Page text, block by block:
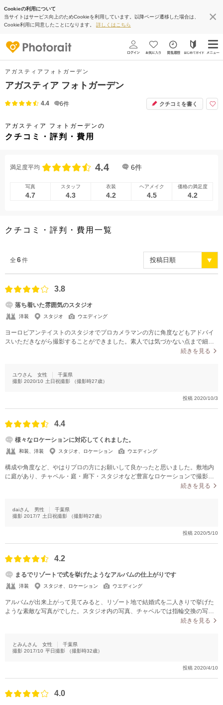
Cookieの利用について
当サイトはサービス向上のためCookieを利用しています。以降ページ遷移した場合は、
Cookie利用に同意したことになります。 詳しくはこちら
アガスティアフォトガーデン
アガスティア フォトガーデン
4.4 6件 クチコミを書く
アガスティア フォトガーデンの
クチコミ・評判・費用
満足度平均 4.4 6件
写真
4.7
スタッフ
4.3
衣装
4.2
ヘアメイク
4.5
価格の満足度
4.2
クチコミ・評判・費用一覧
全 6件
3.8
落ち着いた雰囲気のスタジオ
洋装 スタジオ ウエディング
ヨーロピアンテイストのスタジオでプロカメラマンの方に角度などもアドバイ
スいただきながら撮影することができました。素人では気づかない点まで細か
くご配慮いただき、とても満足いく仕上がりになりました。チャペルだけでな
だいた中から選ぶことができたので、とてもオリジナリティあふれる仕上がり
に満足しています。
続きを見る
ユウさん 女性
千葉県
撮影 2020/10 土日祝撮影 （撮影時27歳）
投稿 2020/10/3
4.4
様々なロケーションに対応してくれました。
和装、洋装 スタジオ、ロケーション ウエディング
構成や角度など、やはりプロの方にお願いして良かったと思いました。敷地内
に庭があり、チャペル・庭・廊下・スタジオなど豊富なロケーションで撮影で
きた点も非常に良かったと思っています。アルバムにする写真を後ほどネット
がりについては満足しています。
続きを見る
daiさん 男性
千葉県
撮影 2017/7 土日祝撮影 （撮影時27歳）
投稿 2020/5/10
4.2
まるでリゾートで式を挙げたようなアルバムの仕上がりです
洋装 スタジオ、ロケーション ウエディング
アルバムが出来上がって見てみると、リゾート地で結婚式を二人きりで挙げた
ような素敵な写真がでした。スタジオ内の写真、チャペルでは指輪交換の写
真、ドアを二人で開けて「これから二人で新しい道を歩んでいこう」という雰
続きを見る
とみんさん 女性
千葉県
撮影 2017/10 平日撮影 （撮影時32歳）
投稿 2020/4/10
4.0